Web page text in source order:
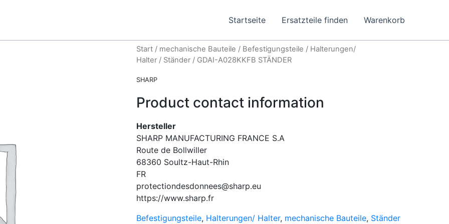
Startseite Ersatzteile finden Warenkorb
Start / mechanische Bauteile / Befestigungsteile / Halterungen/
Halter / Ständer / GDAI-A028KKFB STÄNDER
SHARP
Product contact information
Hersteller
SHARP MANUFACTURING FRANCE S.A
Route de Bollwiller
68360 Soultz-Haut-Rhin
FR
protectiondesdonnees@sharp.eu
https://www.sharp.fr
Befestigungsteile, Halterungen/ Halter, mechanische Bauteile, Ständer